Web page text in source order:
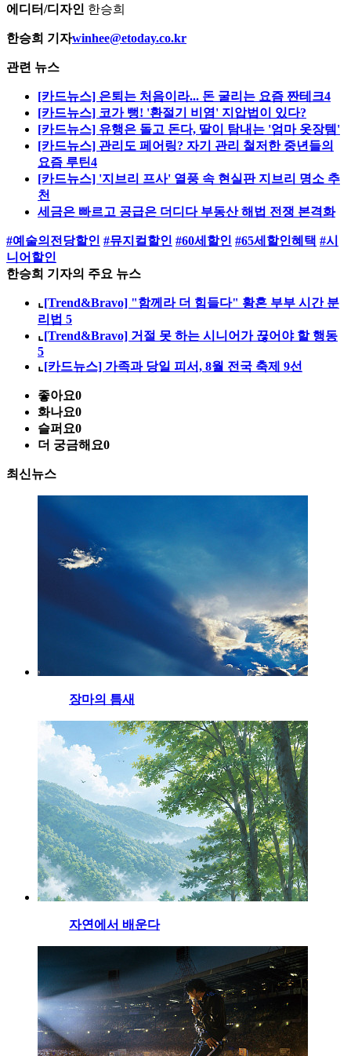
에디터/디자인 한승희
한승희 기자winhee@etoday.co.kr
관련 뉴스
[카드뉴스] 은퇴는 처음이라... 돈 굴리는 요즘 짠테크4
[카드뉴스] 코가 뻥! '환절기 비염' 지압법이 있다?
[카드뉴스] 유행은 돌고 돈다, 딸이 탐내는 '엄마 옷장템'
[카드뉴스] 관리도 페어링? 자기 관리 철저한 중년들의
요즘 루틴4
[카드뉴스] '지브리 프사' 열풍 속 현실판 지브리 명소 추
천
세금은 빠르고 공급은 더디다 부동산 해법 전쟁 본격화
#예술의전당할인 #뮤지컬할인 #60세할인 #65세할인혜택 #시
니어할인
한승희 기자의 주요 뉴스
⌞[Trend&Bravo] "함께라 더 힘들다" 황혼 부부 시간 분
리법 5
⌞[Trend&Bravo] 거절 못 하는 시니어가 끊어야 할 행동
5
⌞[카드뉴스] 가족과 당일 피서, 8월 전국 축제 9선
좋아요0
화나요0
슬퍼요0
더 궁금해요0
최신뉴스
장마의 틈새
자연에서 배운다